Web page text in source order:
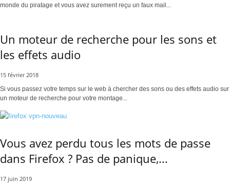
monde du piratage et vous avez surement reçu un faux mail...
Un moteur de recherche pour les sons et
les effets audio
15 février 2018
Si vous passez votre temps sur le web à chercher des sons ou des effets audio sur
un moteur de recherche pour votre montage...
Vous avez perdu tous les mots de passe
dans Firefox ? Pas de panique,...
17 juin 2019